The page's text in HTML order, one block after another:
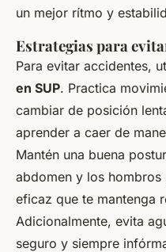
un mejor rítmo y
Estrategias para
Para evitar accidentes,
en SUP. Practica
cambiar de posición
aprender a caer de
Mantén una buena
abdomen y los hombros
eficaz que te mantenga
Adicionalmente, evita
seguro y siempre